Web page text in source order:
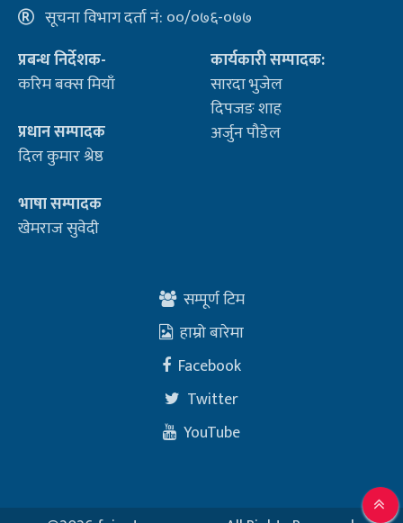
सूचना विभाग दर्ता नं: ००/०७६-०७७
प्रबन्ध निर्देशक-
करिम बक्स मियाँ
प्रधान सम्पादक
दिल कुमार श्रेष्ठ
भाषा सम्पादक
खेमराज सुवेदी
कार्यकारी सम्पादक:
सारदा भुजेल
दिपजङ शाह
अर्जुन पौडेल
सम्पूर्ण टिम
हाम्रो बारेमा
Facebook
Twitter
YouTube